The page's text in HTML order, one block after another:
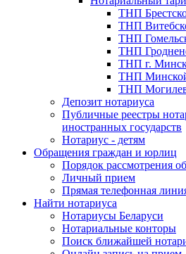
ТНП
ТНП
ТНП
ТНП
ТНП г.
ТНП
ТНП
Депозит нотариуса
Публичные реестры
иностранных государств
Нотариус - детям
Обращения граждан и юрлиц
Порядок рассмотрения
Личный прием
Прямая телефонная
Найти нотариуса
Нотариусы Беларуси
Нотариальные конторы
Поиск ближайшей